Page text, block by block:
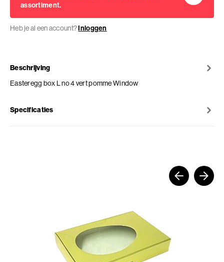
assortiment.
Heb je al een account?Inloggen
Beschrijving
Easteregg box L no 4 vert pomme Window
Specificaties